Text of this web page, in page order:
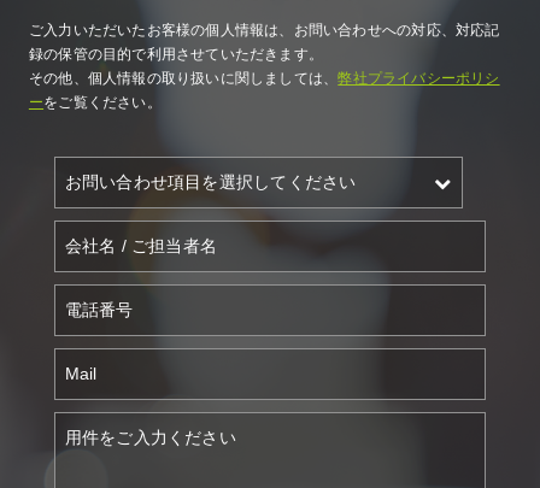
ご入力いただいたお客様の個人情報は、お問い合わせへの対応、対応記
録の保管の目的で利用させていただきます。
その他、個人情報の取り扱いに関しましては、弊社プライバシーポリシ
ーをご覧ください。